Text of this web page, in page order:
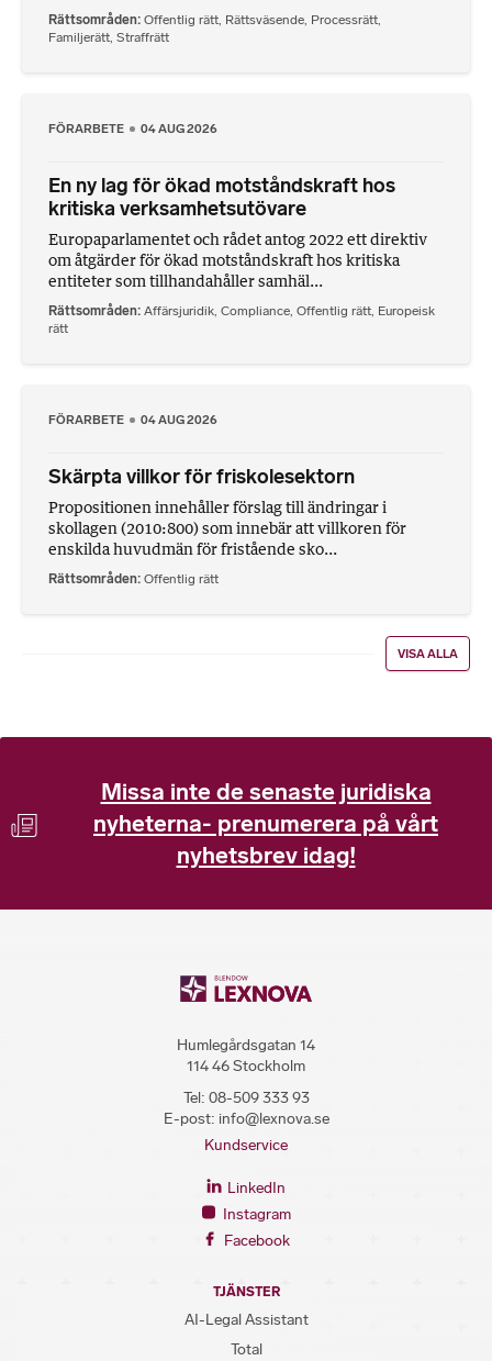
Rättsområden Offentlig rätt, Rättsväsende, Processrätt,
Familjerätt, Straffrätt
FÖRARBETE 04 AUG 2026
En ny lag för ökad motståndskraft hos
kritiska verksamhetsutövare
Europaparlamentet och rådet antog 2022 ett direktiv
om åtgärder för ökad motståndskraft hos kritiska
entiteter som tillhandahåller samhäl...
Rättsområden Affärsjuridik, Compliance, Offentlig rätt, Europeisk
rätt
FÖRARBETE 04 AUG 2026
Skärpta villkor för friskolesektorn
Propositionen innehåller förslag till ändringar i
skollagen (2010:800) som innebär att villkoren för
enskilda huvudmän för fristående sko...
Rättsområden Offentlig rätt
VISA ALLA
Missa inte de senaste juridiska
nyheterna- prenumerera på vårt
nyhetsbrev idag!
Humlegårdsgatan 14
114 46 Stockholm
Tel: 08-509 333 93
E-post: info@lexnova.se
Kundservice
LinkedIn
Instagram
Facebook
TJÄNSTER
AI-Legal Assistant
Total